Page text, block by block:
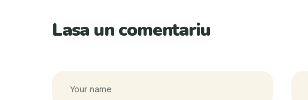
Lasa un comentariu